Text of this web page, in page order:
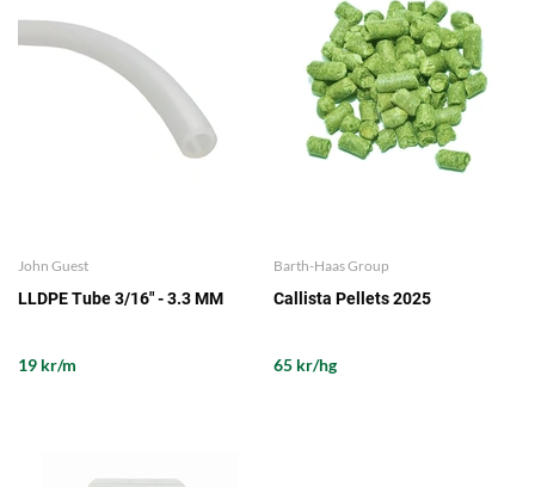
John Guest
LLDPE Tube 3/16" - 3.3 MM
19 kr/m
Barth-Haas Group
Callista Pellets 2025
65 kr/hg